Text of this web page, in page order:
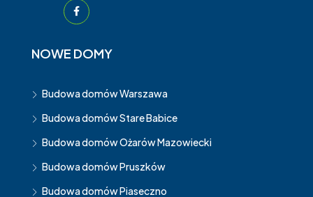
NOWE DOMY
Budowa domów Warszawa
Budowa domów Stare Babice
Budowa domów Ożarów Mazowiecki
Budowa domów Pruszków
Budowa domów Piaseczno